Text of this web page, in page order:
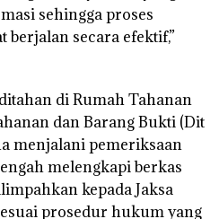
sehingga proses
berjalan secara efektif,”
di Rumah Tahanan
dan Barang Bukti (Dit
menjalani pemeriksaan
melengkapi berkas
kepada Jaksa
prosedur hukum yang